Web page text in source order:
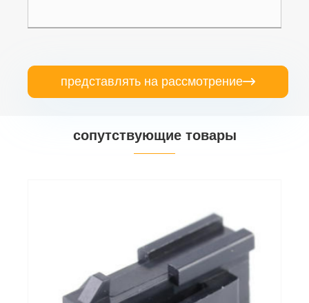
представлять на рассмотрение
сопутствующие товары